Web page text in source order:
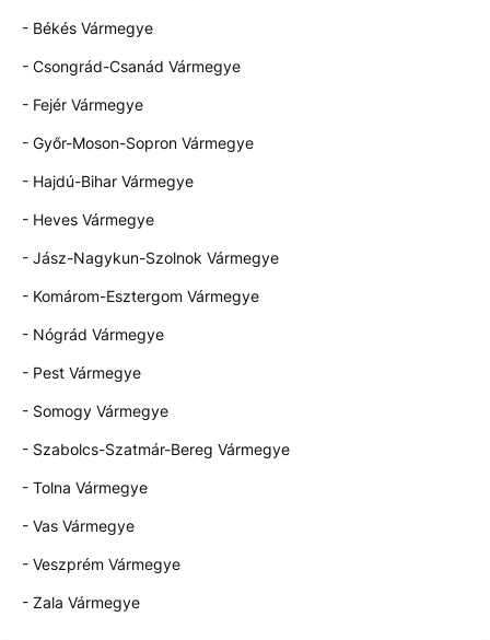
- Békés Vármegye
- Csongrád-Csanád Vármegye
- Fejér Vármegye
- Győr-Moson-Sopron Vármegye
- Hajdú-Bihar Vármegye
- Heves Vármegye
- Jász-Nagykun-Szolnok Vármegye
- Komárom-Esztergom Vármegye
- Nógrád Vármegye
- Pest Vármegye
- Somogy Vármegye
- Szabolcs-Szatmár-Bereg Vármegye
- Tolna Vármegye
- Vas Vármegye
- Veszprém Vármegye
- Zala Vármegye